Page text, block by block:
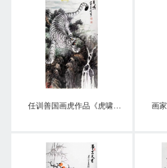
任训善国画虎作品《虎啸泉鸣》四尺整张真迹